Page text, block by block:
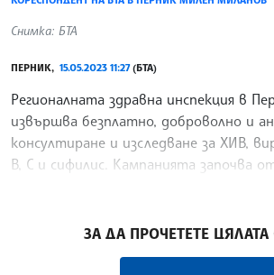
Снимка: БТА
ПЕРНИК, 15.05.2023 11:27(БТА)
Регионалната здравна инспекция в
извършва безплатно, доброволно и
консултиране и изследване за ХИВ,
В, С и сифилис. Кампанията започва
ЗА ДА ПРОЧЕТЕТЕ ЦЯЛАТА